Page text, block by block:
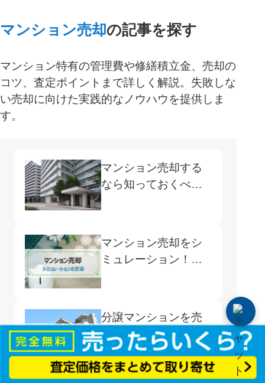
マンション売却の記事を探す
マンション特有の管理費や修繕積立金、売却の
コツ、査定ポイントまで詳しく解説。失敗しな
い売却に向けた実践的なノウハウを提供しま
す。
マンション売却する
なら知っておくべ
き！契約時の注意点
マンション売却をシ
ミュレーション！手
取額の計算方法と増
やすポイント
分譲マンションを売
る人が続出している
のはなぜ？理由と売
却成功のコツ